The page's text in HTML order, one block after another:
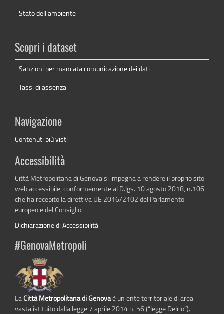
Stato dell'ambiente
Scopri i dataset
Sanzioni per mancata comunicazione dei dati
Tassi di assenza
Navigazione
Contenuti più visti
Accessibilità
Città Metropolitana di Genova si impegna a rendere il proprio sito
web accessibile, conformemente al D.lgs. 10 agosto 2018, n.106
che ha recepito la direttiva UE 2016/2102 del Parlamento
europeo e del Consiglio.
Dichiarazione di Accessibilità
#GenovaMetropoli
LaCittà Metropolitana di Genovaè un ente territoriale di area
vasta istituito dalla legge 7 aprile 2014 n. 56 (“legge Delrio”).